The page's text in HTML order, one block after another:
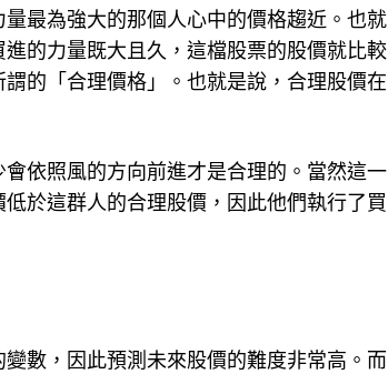
最為強大的那個人心中的價格趨近。也就
的力量既大且久，這檔股票的股價就比較
的「合理價格」。也就是說，合理股價在
依照風的方向前進才是合理的。當然這一
於這群人的合理股價，因此他們執行了買
數，因此預測未來股價的難度非常高。而